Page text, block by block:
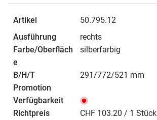
50.795.12
rechts
silberfarbig
291/772/521 mm
CHF 103.20 / 1 Stück